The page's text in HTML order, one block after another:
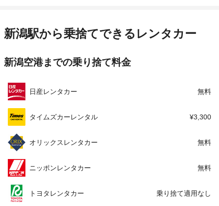
店舗詳細 店舗詳細ページはこちら
この店舗でレンタカーを探す
住所 新潟市東区紫竹３－４－１
この店舗でレンタカーを探す
新潟駅から乗捨てできるレンタカー
新潟空港までの乗り捨て料金
日産レンタカー 無料
タイムズカーレンタル ¥3,300
オリックスレンタカー 無料
ニッポンレンタカー 無料
トヨタレンタカー 乗り捨て適用なし